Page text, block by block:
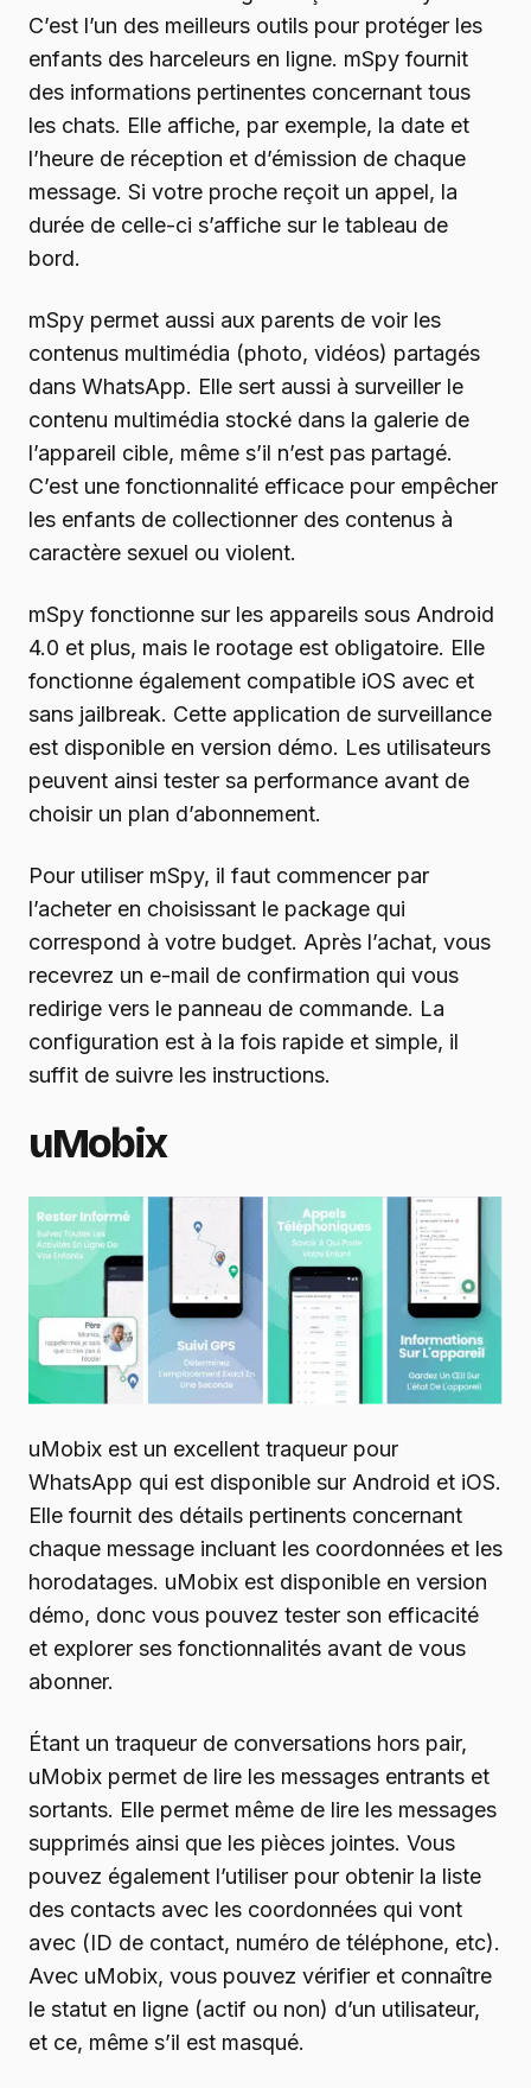
C’est l’un des meilleurs outils pour protéger les
enfants des harceleurs en ligne. mSpy fournit
des informations pertinentes concernant tous
les chats. Elle affiche, par exemple, la date et
l’heure de réception et d’émission de chaque
message. Si votre proche reçoit un appel, la
durée de celle-ci s’affiche sur le tableau de
bord.
mSpy permet aussi aux parents de voir les
contenus multimédia (photo, vidéos) partagés
dans WhatsApp. Elle sert aussi à surveiller le
contenu multimédia stocké dans la galerie de
l’appareil cible, même s’il n’est pas partagé.
C’est une fonctionnalité efficace pour empêcher
les enfants de collectionner des contenus à
caractère sexuel ou violent.
mSpy fonctionne sur les appareils sous Android
4.0 et plus, mais le rootage est obligatoire. Elle
fonctionne également compatible iOS avec et
sans jailbreak. Cette application de surveillance
est disponible en version démo. Les utilisateurs
peuvent ainsi tester sa performance avant de
choisir un plan d’abonnement.
Pour utiliser mSpy, il faut commencer par
l’acheter en choisissant le package qui
correspond à votre budget. Après l’achat, vous
recevrez un e-mail de confirmation qui vous
redirige vers le panneau de commande. La
configuration est à la fois rapide et simple, il
suffit de suivre les instructions.
uMobix
uMobix est un excellent traqueur pour
WhatsApp qui est disponible sur Android et iOS.
Elle fournit des détails pertinents concernant
chaque message incluant les coordonnées et les
horodatages. uMobix est disponible en version
démo, donc vous pouvez tester son efficacité
et explorer ses fonctionnalités avant de vous
abonner.
Étant un traqueur de conversations hors pair,
uMobix permet de lire les messages entrants et
sortants. Elle permet même de lire les messages
supprimés ainsi que les pièces jointes. Vous
pouvez également l’utiliser pour obtenir la liste
des contacts avec les coordonnées qui vont
avec (ID de contact, numéro de téléphone, etc).
Avec uMobix, vous pouvez vérifier et connaître
le statut en ligne (actif ou non) d’un utilisateur,
et ce, même s’il est masqué.